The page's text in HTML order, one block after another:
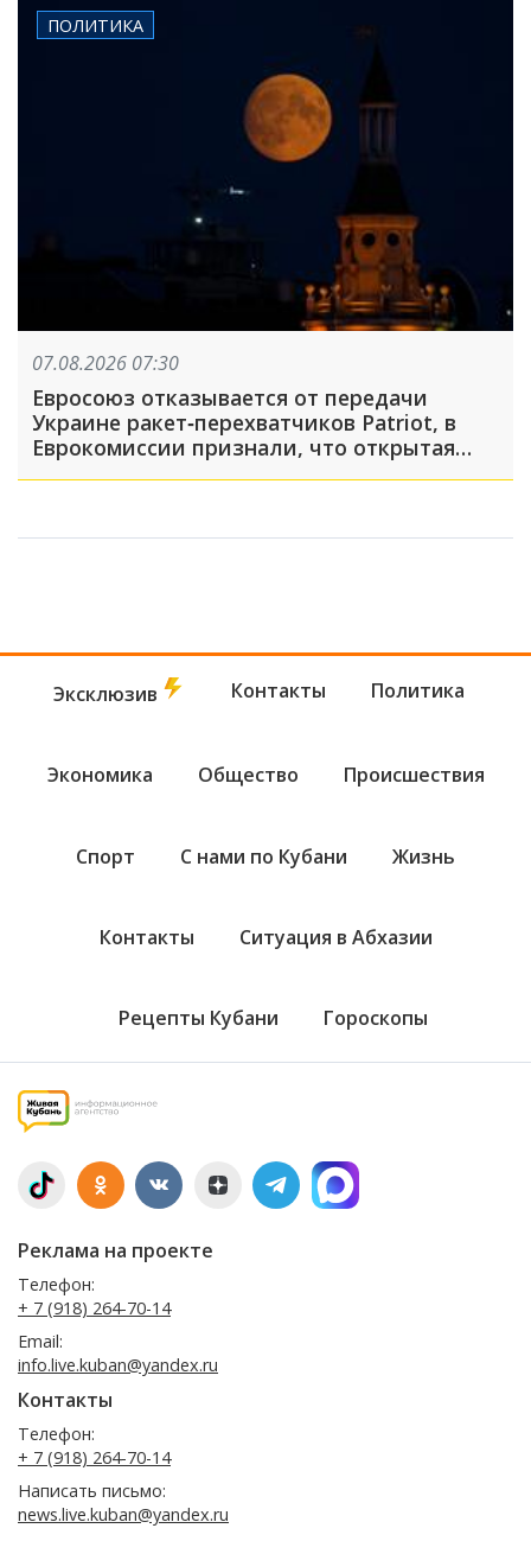
ПОЛИТИКА
07.08.2026 07:30
Евросоюз отказывается от передачи
Украине ракет‐перехватчиков Patriot, в
Еврокомиссии признали, что открытая
критика Украины — непростая задача: что
Эксклюзив Контакты Политика
Экономика Общество Происшествия
Спорт С нами по Кубани Жизнь
Контакты Ситуация в Абхазии
Рецепты Кубани Гороскопы
Реклама на проекте
Телефон:
+ 7 (918) 264-70-14
Email:
info.live.kuban@yandex.ru
Контакты
Телефон:
+ 7 (918) 264-70-14
Написать письмо:
news.live.kuban@yandex.ru